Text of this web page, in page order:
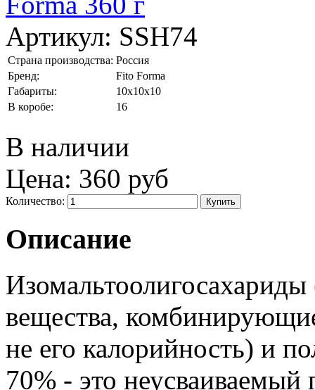
Артикул: SSH74
Страна производства: Россия
Бренд:
Fito Forma
Габариты:
10x10x10
В коробе:
16
В наличии
Цена: 360 руб
Количество:
Описание
вещества,
не его калорийность) и
70% - это неусваиваемый